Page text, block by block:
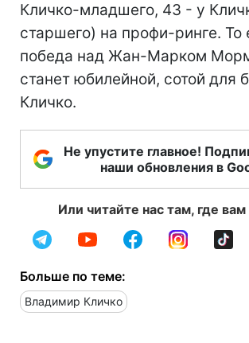
Кличко-младшего, 43 - у
старшего) на профи-ринге. То
победа над Жан-Марком
станет юбилейной, сотой для
Кличко.
Не упустите главное!
наши обновления в
Или читайте нас там, где
Больше по теме:
Владимир Кличко